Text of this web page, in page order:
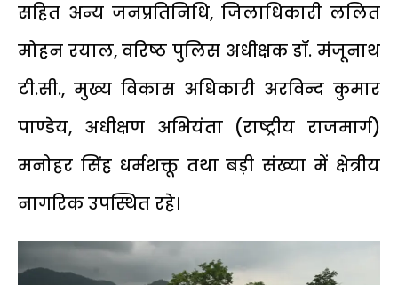
सहित अन्य जनप्रतिनिधि, जिलाधिकारी ललित
मोहन रयाल, वरिष्ठ पुलिस अधीक्षक डॉ. मंजूनाथ
टी.सी., मुख्य विकास अधिकारी अरविन्द कुमार
पाण्डेय, अधीक्षण अभियंता (राष्ट्रीय राजमार्ग)
मनोहर सिंह धर्मशक्तू तथा बड़ी संख्या में क्षेत्रीय
नागरिक उपस्थित रहे।